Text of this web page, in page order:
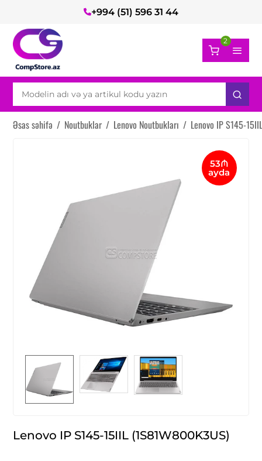
+994 (51) 596 31 44
2
Əsas səhifə / Noutbuklar / Lenovo Noutbukları / Lenovo IP S145-
53₼
ayda
Lenovo IP S145-15IIL (1S81W800K3US)